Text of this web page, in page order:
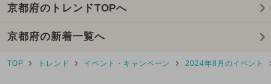
2024年12月のイベント
2025年10月のイベント
2025年8月のイベント
京都府のトレンドTOPへ
京都府の新着一覧へ
TOP トレンド イベント・キャンペーン 2024年8月のイベント